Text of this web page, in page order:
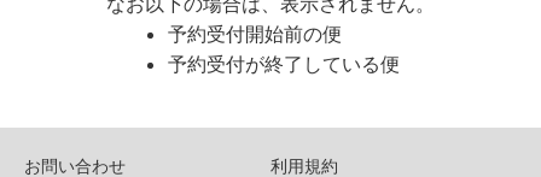
予約受付開始前の便
予約受付が終了している便
お問い合わせ
利用規約